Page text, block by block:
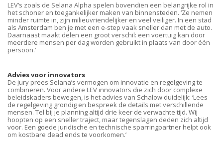
LEV’s zoals de Selana Alpha spelen bovendien een belangrijke rol in
het schoner en toegankelijker maken van binnensteden. ‘Ze nemen
minder ruimte in, zijn milieuvriendelijker en veel veiliger. In een stad
als Amsterdam ben je met een e-step vaak sneller dan met de auto.
Daarnaast maakt delen een groot verschil: een voertuig kan door
meerdere mensen per dag worden gebruikt in plaats van door één
persoon.’
Advies voor innovators
De jury prees Selana’s vermogen om innovatie en regelgeving te
combineren. Voor andere LEV innovators die zich door complexe
beleidskaders bewegen, is het advies van Schalow duidelijk: ‘Lees
de regelgeving grondig en bespreek de details met verschillende
mensen. Tel bij je planning altijd drie keer de verwachte tijd. Wij
hoopten op een sneller traject, maar tegenslagen deden zich altijd
voor. Een goede juridische en technische sparringpartner helpt ook
om kostbare dead ends te voorkomen.’